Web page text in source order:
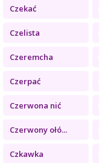
Czekać
Czelista
Czeremcha
Czerpać
Czerwona nić
Czerwony ołó...
Czkawka